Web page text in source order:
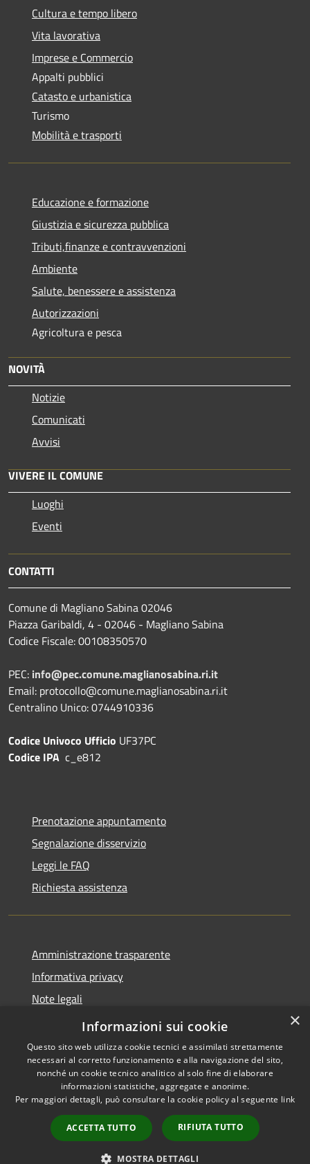
Cultura e tempo libero
Vita lavorativa
Imprese e Commercio
Appalti pubblici
Catasto e urbanistica
Turismo
Mobilità e trasporti
Educazione e formazione
Giustizia e sicurezza pubblica
Tributi,finanze e contravvenzioni
Ambiente
Salute, benessere e assistenza
Autorizzazioni
Agricoltura e pesca
NOVITÀ
Notizie
Comunicati
Avvisi
VIVERE IL COMUNE
Luoghi
Eventi
CONTATTI
Comune di Magliano Sabina 02046
Piazza Garibaldi, 4 - 02046 - Magliano Sabina
Codice Fiscale: 00108350570
PEC: info@pec.comune.maglianosabina.ri.it
Email: protocollo@comune.maglianosabina.ri.it
Centralino Unico: 0744910336
Codice Univoco Ufficio UF37PC
Codice IPA c_e812
Prenotazione appuntamento
Segnalazione disservizio
Leggi le FAQ
Richiesta assistenza
Amministrazione trasparente
Informativa privacy
Note legali
Dichiarazione di accessibilità
Accessibilità
Copyright © 2026 • Comune di
Magliano Sabina • Powered by
Municipium•
Accesso
redazione
×
Informazioni sui cookie
Questo sito web utilizza cookie tecnici e assimilati strettamente
necessari al corretto funzionamento e alla navigazione del sito,
nonché un cookie tecnico analitico al solo fine di elaborare
informazioni statistiche, aggregate e anonime.
Per maggiori dettagli, può consultare la cookie policy al seguente link
ACCETTA TUTTO RIFIUTA TUTTO
MOSTRA DETTAGLI